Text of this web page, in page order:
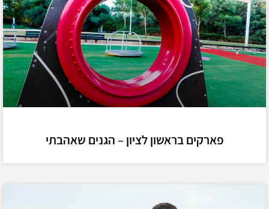
פארקים בראשון לציון – הגנים שאהבתי